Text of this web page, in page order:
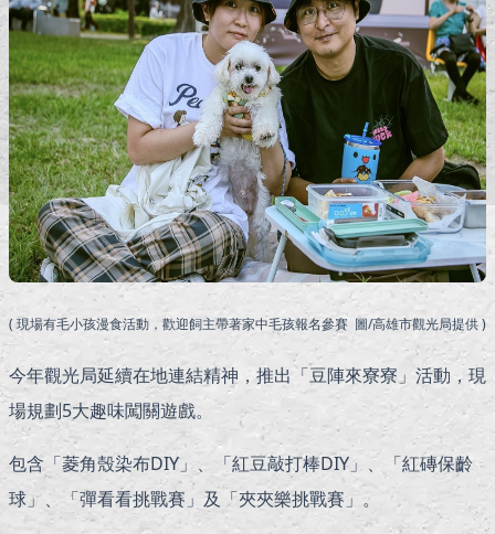
( 現場有毛小孩漫食活動，歡迎飼主帶著家中毛孩報名參賽 圖/高雄市觀光局提供 )
今年觀光局延續在地連結精神，推出「豆陣來寮寮」活動，現
場規劃5大趣味闖關遊戲。
包含「菱角殼染布DIY」、「紅豆敲打棒DIY」、「紅磚保齡
球」、「彈看看挑戰賽」及「夾夾樂挑戰賽」。